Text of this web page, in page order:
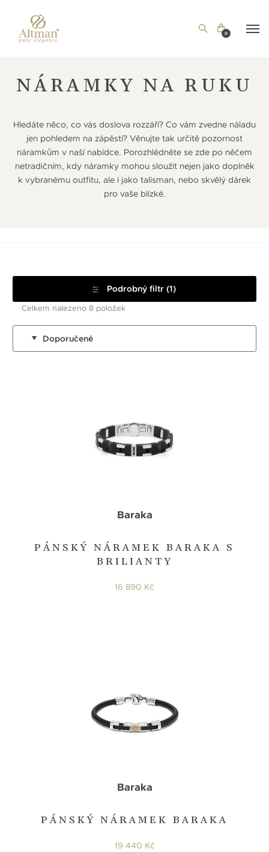
0
NÁRAMKY NA RUKU
Hledáte něco, co vás doslova rozzáří? Co vám zvedne náladu
jen pohledem na zápěstí? Věnujte tak určitě pozornost
náramkům v naší nabídce. Porozhlédněte se zde po něčem
netradičním, kdy náramky mohou sloužit nejen jako doplněk
k vybranému outfitu, ale i jako talisman, nebo skvělý dárek
pro vaše blízké.
Podrobný filtr (1)
Celkem nalezeno 8 položek
Doporučené
PÁNSKÝ NÁRAMEK BARAKA S
BRILIANTY
Baraka
16 890 Kč
PÁNSKÝ NÁRAMEK BARAKA
Baraka
19 440 Kč